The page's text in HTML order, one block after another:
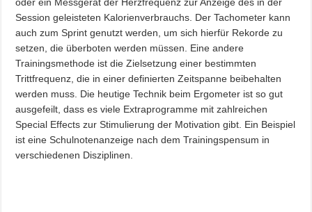
Session geleisteten Kalorienverbrauchs. Der Tachometer kann
auch zum Sprint genutzt werden, um sich hierfür Rekorde zu
setzen, die überboten werden müssen. Eine andere
Trainingsmethode ist die Zielsetzung einer bestimmten
Trittfrequenz, die in einer definierten Zeitspanne beibehalten
werden muss. Die heutige Technik beim Ergometer ist so gut
ausgefeilt, dass es viele Extraprogramme mit zahlreichen
Special Effects zur Stimulierung der Motivation gibt. Ein Beispiel
ist eine Schulnotenanzeige nach dem Trainingspensum in
verschiedenen Disziplinen.